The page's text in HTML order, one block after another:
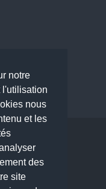
notre
l'utilisation
nous
et les
des
site